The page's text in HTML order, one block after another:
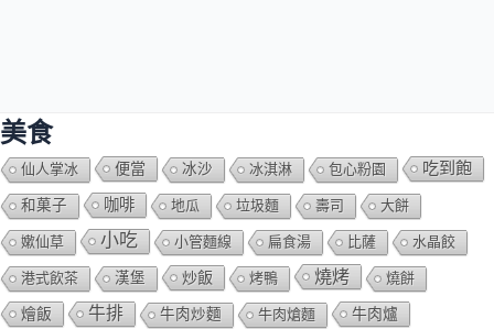
美食
仙人掌冰 便當 冰沙 冰淇淋 包心粉園 吃到飽
和菓子 咖啡 地瓜 垃圾麵 壽司 大餅
嫰仙草 小吃 小管麵線 扁食湯 比薩 水晶餃
港式飲茶 漢堡 炒飯 烤鴨 燒烤 燒餅
燴飯 牛排 牛肉炒麵 牛肉熗麵 牛肉爐